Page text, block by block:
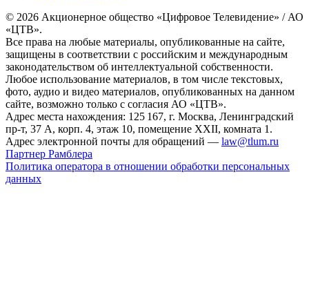
© 2026 Акционерное общество «Цифровое Телевидение» / АО
«ЦТВ».
Все права на любые материалы, опубликованные на сайте,
защищены в соответствии с российским и международным
законодательством об интеллектуальной собственности.
Любое использование материалов, в том числе текстовых,
фото, аудио и видео материалов, опубликованных на данном
сайте, возможно только с согласия АО «ЦТВ».
Адрес места нахождения: 125 167, г. Москва, Ленинградский
пр-т, 37 А, корп. 4, этаж 10, помещение XXII, комната 1.
Адрес электронной почты для обращений — law@tlum.ru
Партнер Рамблера
Политика оператора в отношении обработки персональных
данных